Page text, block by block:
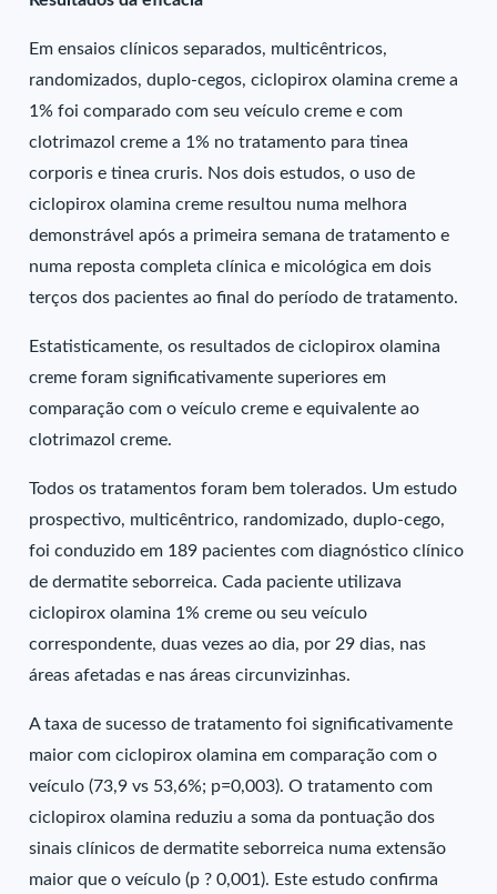
Em ensaios clínicos separados, multicêntricos,
randomizados, duplo-cegos, ciclopirox olamina creme a
1% foi comparado com seu veículo creme e com
clotrimazol creme a 1% no tratamento para tinea
corporis e tinea cruris. Nos dois estudos, o uso de
ciclopirox olamina creme resultou numa melhora
demonstrável após a primeira semana de tratamento e
numa reposta completa clínica e micológica em dois
terços dos pacientes ao final do período de tratamento.
Estatisticamente, os resultados de ciclopirox olamina
creme foram significativamente superiores em
comparação com o veículo creme e equivalente ao
clotrimazol creme.
Todos os tratamentos foram bem tolerados. Um estudo
prospectivo, multicêntrico, randomizado, duplo-cego,
foi conduzido em 189 pacientes com diagnóstico clínico
de dermatite seborreica. Cada paciente utilizava
ciclopirox olamina 1% creme ou seu veículo
correspondente, duas vezes ao dia, por 29 dias, nas
áreas afetadas e nas áreas circunvizinhas.
A taxa de sucesso de tratamento foi significativamente
maior com ciclopirox olamina em comparação com o
veículo (73,9 vs 53,6%; p=0,003). O tratamento com
ciclopirox olamina reduziu a soma da pontuação dos
sinais clínicos de dermatite seborreica numa extensão
maior que o veículo (p ? 0,001). Este estudo confirma